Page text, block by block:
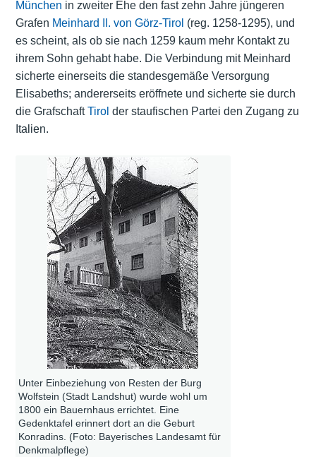
München in zweiter Ehe den fast zehn Jahre jüngeren
Grafen Meinhard II. von Görz-Tirol (reg. 1258-1295), und
es scheint, als ob sie nach 1259 kaum mehr Kontakt zu
ihrem Sohn gehabt habe. Die Verbindung mit Meinhard
sicherte einerseits die standesgemäße Versorgung
Elisabeths; andererseits eröffnete und sicherte sie durch
die GrafschaftTirol der staufischen Partei den Zugang zu
Italien.
Unter Einbeziehung von Resten der Burg
Wolfstein (Stadt Landshut) wurde wohl um
1800 ein Bauernhaus errichtet. Eine
Gedenktafel erinnert dort an die Geburt
Konradins. (Foto: Bayerisches Landesamt für
Denkmalpflege)